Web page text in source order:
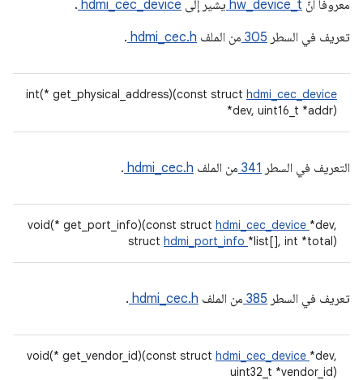
معروفًا أنّ hw_device_t يشير إلى hdmi_cec_device
.
تعريف في السطر 305 من الملف hdmi_cec.h
.
int(* get_physical_address)(const struct hdmi_cec_device
*dev, uint16_t *addr)
التعريف في السطر 341 من الملف hdmi_cec.h
.
void(* get_port_info)(const struct hdmi_cec_device *dev,
struct hdmi_port_info *list[], int *total)
تعريف في السطر 385 من الملف hdmi_cec.h
.
void(* get_vendor_id)(const struct hdmi_cec_device *dev,
uint32_t *vendor_id)